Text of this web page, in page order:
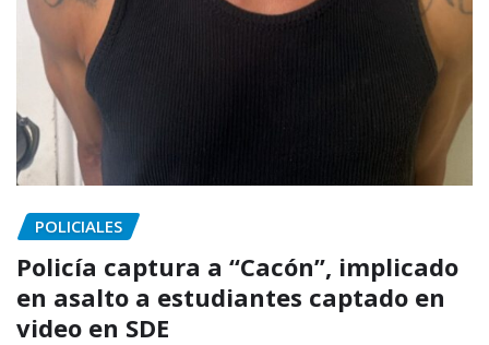
POLICIALES
Policía captura a “Cacón”, implicado
en asalto a estudiantes captado en
video en SDE